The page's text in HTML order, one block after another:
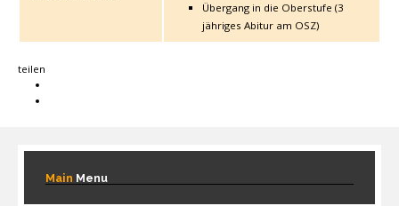
Übergang in die Oberstufe (3
jähriges Abitur am OSZ)
teilen
Main Menu